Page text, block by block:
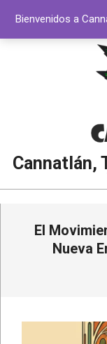
contenido
Cannatlán,
El
Nueva
Bienvenidos a